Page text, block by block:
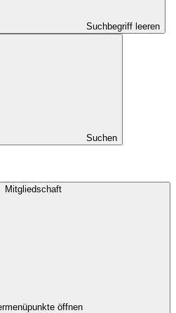
Suchbegriff leeren
Suchen
Mitgliedschaft
öffnen